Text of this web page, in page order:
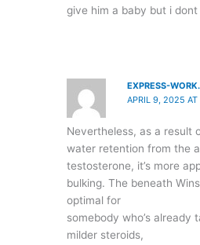
give him a baby but i
EXPRESS-
APRIL 9, 2025 AT
Nevertheless, as a result
water retention from the
testosterone, it’s more
bulking. The beneath
optimal for
somebody who’s already
milder steroids,